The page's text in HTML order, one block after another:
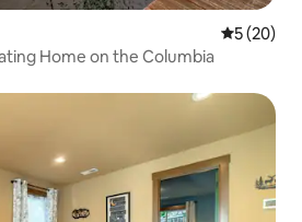
5 av 5 i
5 (20)
Home on the Columbia